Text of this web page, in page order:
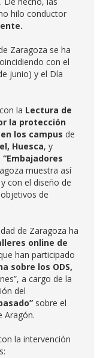
hilo conductor
Zaragoza se ha
con el
junio) y el Día
con la Lectura de
la protección
los campus de
Huesca, y
“Embajadores
muestra así
con el diseño de
de
de Zaragoza ha
online de
han participado
sobre los ODS,
a cargo de la
del
sobre el
Aragón.
la intervención